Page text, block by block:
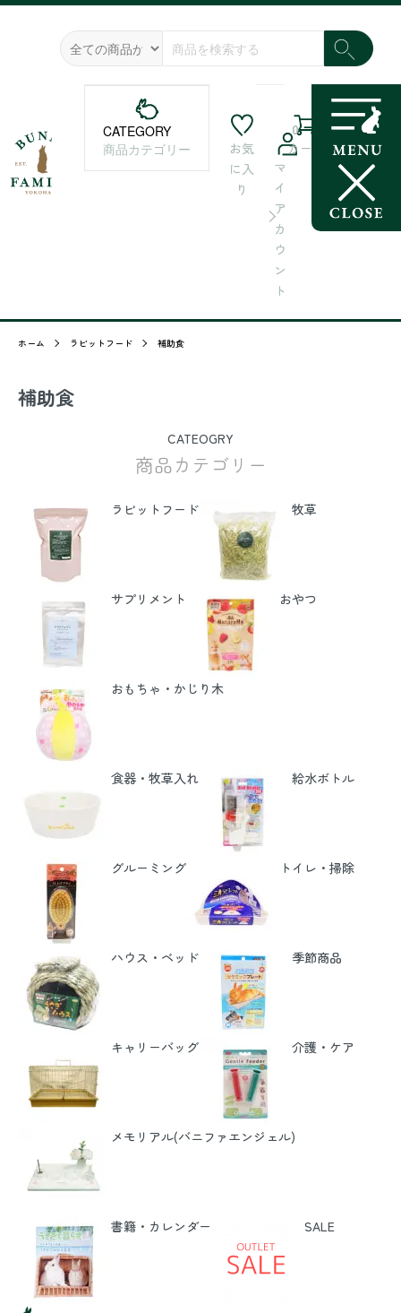
CATEGORY
商品カテゴリー
お気
に入
り
マ
イ
ア
カ
ウ
ン
ト
カート
0
ホーム ラビットフード 補助食
補助食
CATEOGRY
商品カテゴリー
ラビットフード 牧草
サプリメント おやつ
おもちゃ・かじり木
食器・牧草入れ 給水ボトル
グルーミング トイレ・掃除
ハウス・ベッド 季節商品
キャリーバッグ 介護・ケア
メモリアル(バニファエンジェル)
書籍・カレンダー SALE